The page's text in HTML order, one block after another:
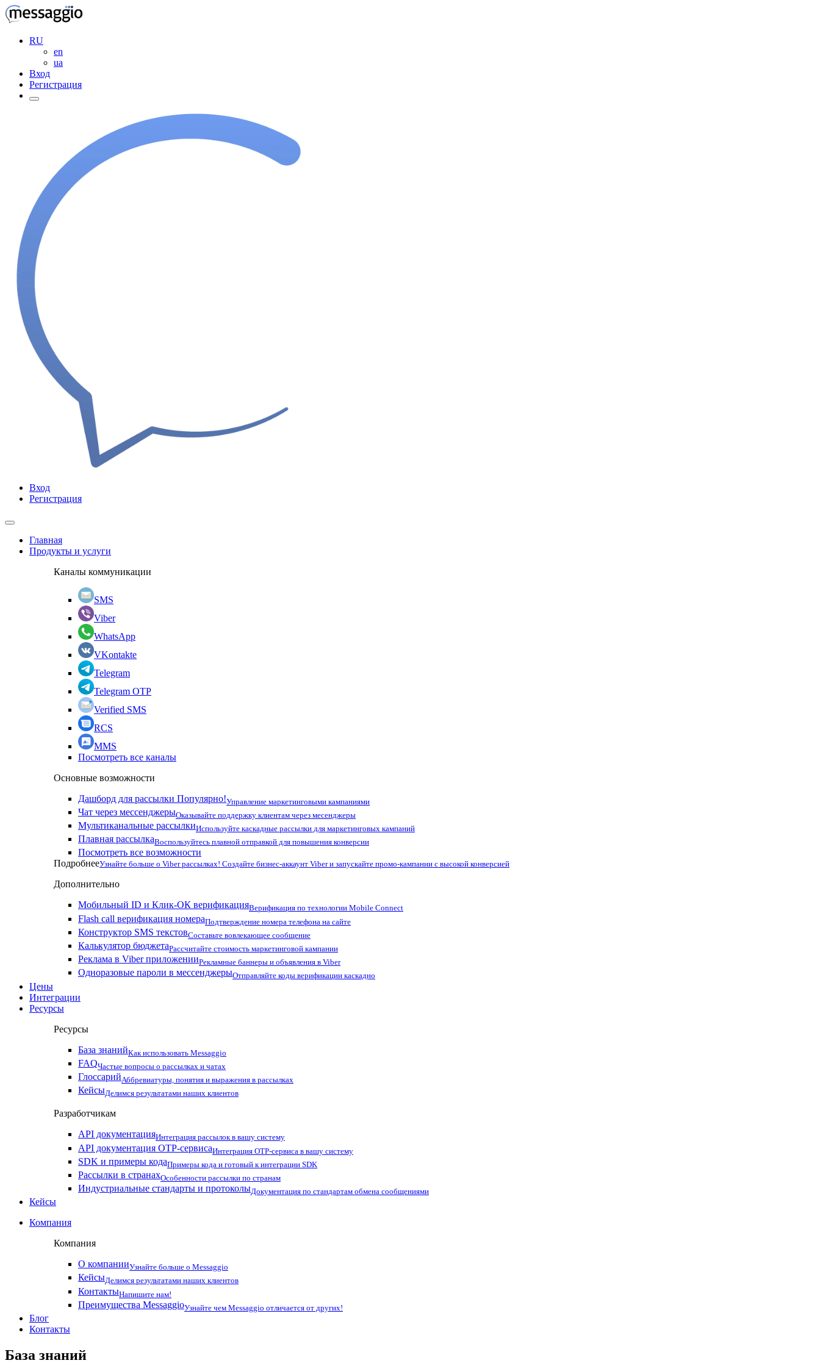
RU
en
ua
Вход
Регистрация
Вход
Регистрация
Главная
Продукты и услуги
Каналы коммуникации
SMS
Viber
WhatsApp
VKontakte
Telegram
Telegram OTP
Verified SMS
RCS
MMS
Посмотреть все каналы
Основные возможности
Дашборд для рассылки Популярно!Управление маркетинговыми кампаниями
Чат через мессенджерыОказывайте поддержку клиентам через месенджеры
Мультиканальные рассылкиИспользуйте каскадные рассылки для маркетинговых кампаний
Плавная рассылкаВоспользуйтесь плавной отправкой для повышения конверсии
Посмотреть все возможности
ПодробнееУзнайте больше о Viber рассылках! Создайте бизнес-аккаунт Viber и запускайте промо-кампании с высокой конверсией
Дополнительно
Мобильный ID и Клик-ОК верификацияВерификация по технологии Mobile Connect
Flash call верификация номераПодтверждение номера телефона на сайте
Конструктор SMS текстовСоставьте вовлекающее сообщение
Калькулятор бюджетаРассчитайте стоимость маркетинговой кампании
Реклама в Viber приложенииРекламные баннеры и объявления в Viber
Одноразовые пароли в мессенджерыОтправляйте коды верификации каскадно
Цены
Интеграции
Ресурсы
Ресурсы
База знанийКак использовать Messaggio
FAQЧастые вопросы о рассылках и чатах
ГлоссарийАббревиатуры, понятия и выражения в рассылках
КейсыДелимся результатами наших клиентов
Разработчикам
API документацияИнтеграция рассылок в вашу систему
API документация OTP-сервисаИнтеграция OTP-сервиса в вашу систему
SDK и примеры кодаПримеры кода и готовый к интеграции SDK
Рассылки в странахОсобенности рассылки по странам
Индустриальные стандарты и протоколыДокументация по стандартам обмена сообщениями
Кейсы
Компания
Компания
О компанииУзнайте больше о Messaggio
КейсыДелимся результатами наших клиентов
КонтактыНапишите нам!
Преимущества MessaggioУзнайте чем Messaggio отличается от других!
Блог
Контакты
База знаний